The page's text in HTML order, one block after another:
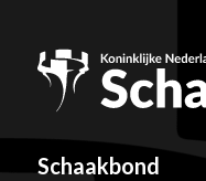
Schaakbond